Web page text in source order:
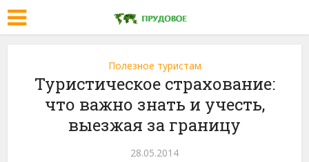
Полезное туристам
Туристическое страхование:
что важно знать и учесть,
выезжая за границу
28.05.2014